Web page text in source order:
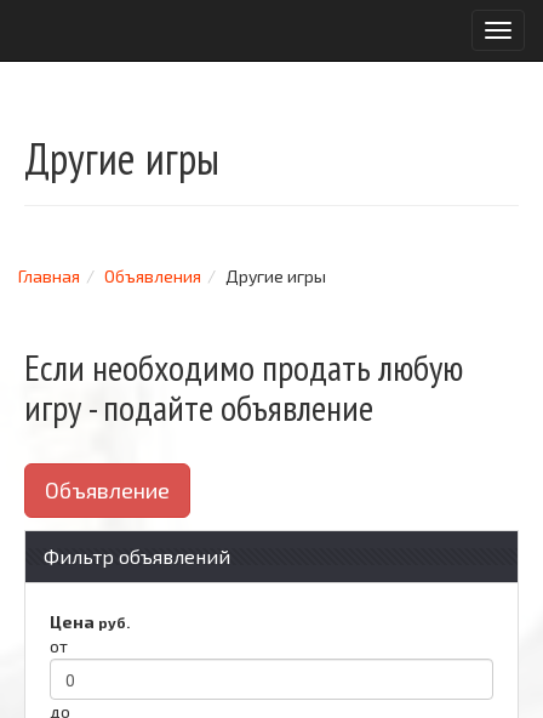
T
o
Другие игры
Главная Объявления Другие игры
Если необходимо продать любую
игру - подайте объявление
Объявление
Фильтр объявлений
Цена руб.
от
до